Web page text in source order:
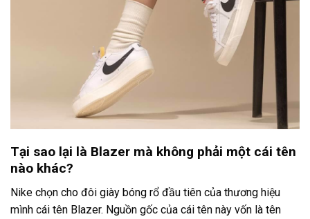
Tại sao lại là Blazer mà không phải một cái tên
nào khác?
Nike chọn cho đôi giày bóng rổ đầu tiên của thương hiệu
mình cái tên Blazer. Nguồn gốc của cái tên này vốn là tên